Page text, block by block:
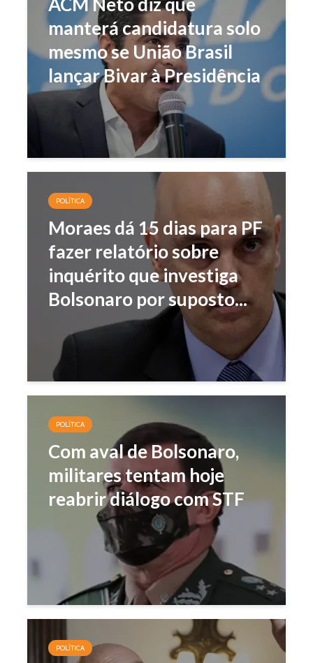
manterá candidatura solo
mesmo se União Brasil
lançar Bivar à Presidência
POLÍTICA
Moraes dá 15 dias para PF
fazer relatório sobre
inquérito que investiga
Bolsonaro por suposto...
POLÍTICA
Com aval de Bolsonaro,
militares tentam hoje
reabrir diálogo com STF
POLÍTICA